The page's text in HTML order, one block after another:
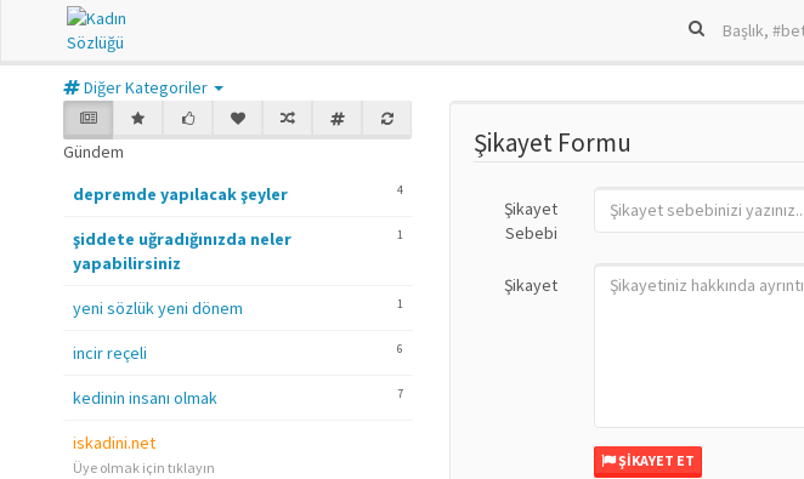
Diğer Kategoriler
Gündem
4
depremde yapılacak şeyler
1
şiddete uğradığınızda neler
yapabilirsiniz
1
yeni sözlük yeni dönem
6
incir reçeli
7
kedinin insanı olmak
iskadini.net
Üye olmak için tıklayın
Şikayet Formu
Şikayet
Sebebi
Şikayet
ŞIKAYET ET